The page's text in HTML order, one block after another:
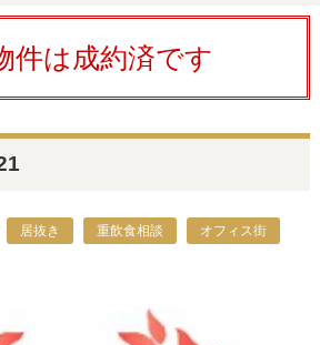
件は成約済です
居抜き 重飲食相談 オフィス街